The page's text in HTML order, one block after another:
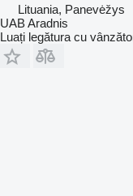
Lituania, Panevėžys
UAB Aradnis
Luați legătura cu